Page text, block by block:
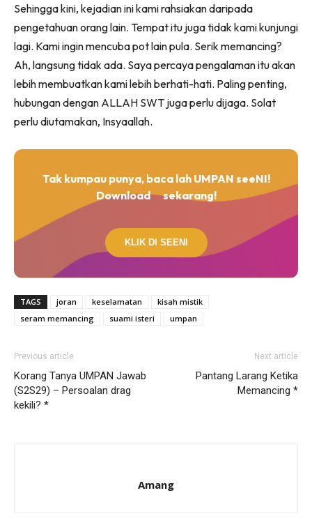
Sehingga kini, kejadian ini kami rahsiakan daripada
pengetahuan orang lain. Tempat itu juga tidak kami kunjungi
lagi. Kami ingin mencuba pot lain pula. Serik memancing?
Ah, langsung tidak ada. Saya percaya pengalaman itu akan
lebih membuatkan kami lebih berhati-hati. Paling penting,
hubungan dengan ALLAH SWT juga perlu dijaga. Solat
perlu diutamakan, Insyaallah.
Tak kumpau punya, baca lah UMPAN seeNI!
Download
sekarang!
KLIK DI SEENI
TAGS joran keselamatan
kisah mistik
seram memancing
suami isteri umpan
Previous article
Korang Tanya UMPAN Jawab
(S2S29) – Persoalan drag
kekili? *
Next article
Pantang Larang Ketika
Memancing *
Amang